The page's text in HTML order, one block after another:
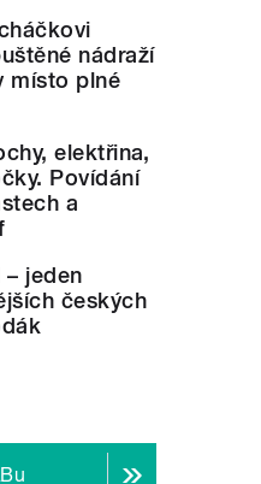
nádraží
místo plné
elektřina,
Povídání
a
– jeden
českých